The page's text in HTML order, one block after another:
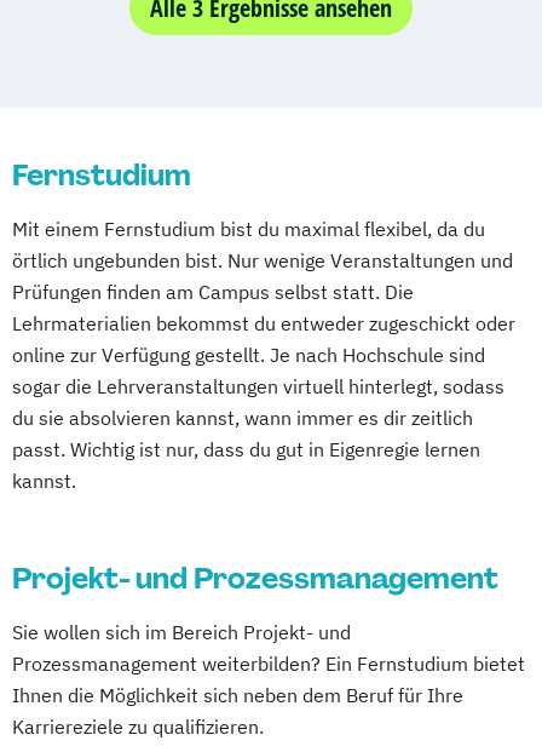
Angewandte Psychologie mit Schwerpunkt
Betriebswirtschaft
Betriebswirtschaft und
Gesundheitsmanagement
Betriebswirtschaft und Hotelmanagement
Betriebswirtschaft und Interkulturelle
Kommunikation
Betriebswirtschaft und
Personalmanagement
Betriebswirtschaft und Sozialmanagement
Business Administration
Business and Organizational Development
Corporate Brand Management
Data Science und Analytics
Design Management
Wirtschaftspsychologie
Business Coaching & Change Management
Business Development
Digital Business Management
Digital Business Management (Kurzversion)
Ernährungswissenschaften
Familie im Wandel
Finance & Management
Human Resource Management
IT-Management Informatik
Intercultural Management
International Business Administration
Alle 3 Ergebnisse ansehen
Fernstudium
Mit einem Fernstudium bist du maximal flexibel, da du
örtlich ungebunden bist. Nur wenige Veranstaltungen und
Prüfungen finden am Campus selbst statt. Die
Lehrmaterialien bekommst du entweder zugeschickt oder
online zur Verfügung gestellt. Je nach Hochschule sind
sogar die Lehrveranstaltungen virtuell hinterlegt, sodass
du sie absolvieren kannst, wann immer es dir zeitlich
passt. Wichtig ist nur, dass du gut in Eigenregie lernen
kannst.
Projekt- und Prozessmanagement
Sie wollen sich im Bereich Projekt- und
Prozessmanagement weiterbilden? Ein Fernstudium bietet
Ihnen die Möglichkeit sich neben dem Beruf für Ihre
Karriereziele zu qualifizieren.